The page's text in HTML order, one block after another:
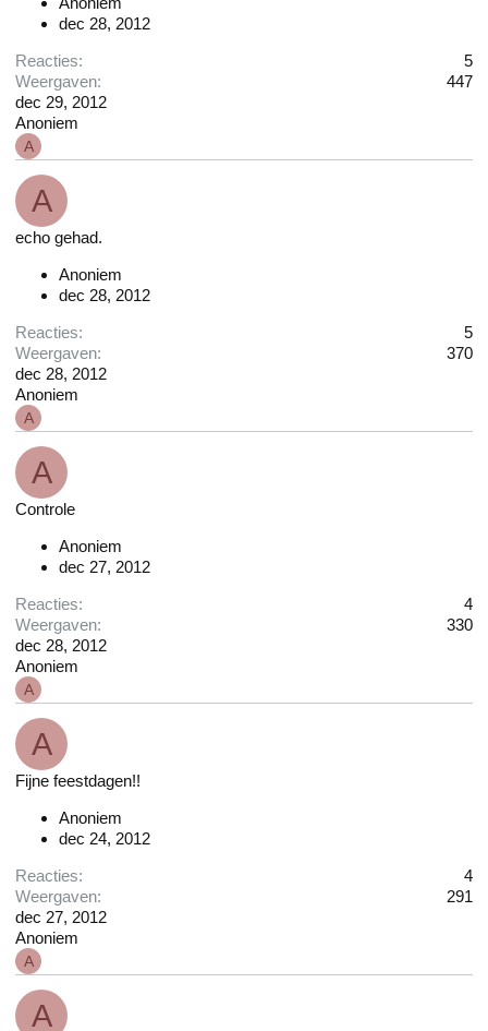
dec 28, 2012
Reacties
5
Weergaven
447
dec 29, 2012
Anoniem
A
A
echo gehad.
Anoniem
dec 28, 2012
Reacties
5
Weergaven
370
dec 28, 2012
Anoniem
A
A
Controle
Anoniem
dec 27, 2012
Reacties
4
Weergaven
330
dec 28, 2012
Anoniem
A
A
Fijne feestdagen!!
Anoniem
dec 24, 2012
Reacties
4
Weergaven
291
dec 27, 2012
Anoniem
A
A